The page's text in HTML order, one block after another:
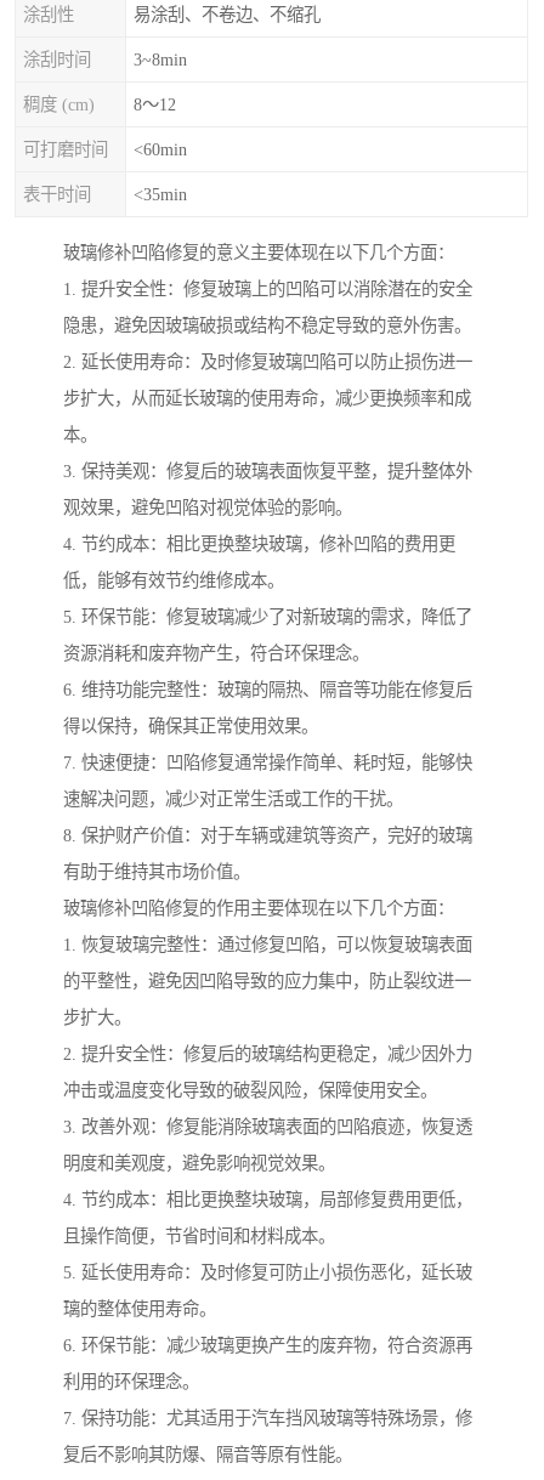
涂刮性 易涂刮、不卷边、不缩孔
涂刮时间 3~8min
稠度 (cm) 8～12
可打磨时间 <60min
表干时间 <35min
玻璃修补凹陷修复的意义主要体现在以下几个方面：
1. 提升安全性：修复玻璃上的凹陷可以消除潜在的安全
隐患，避免因玻璃破损或结构不稳定导致的意外伤害。
2. 延长使用寿命：及时修复玻璃凹陷可以防止损伤进一
步扩大，从而延长玻璃的使用寿命，减少更换频率和成
本。
3. 保持美观：修复后的玻璃表面恢复平整，提升整体外
观效果，避免凹陷对视觉体验的影响。
4. 节约成本：相比更换整块玻璃，修补凹陷的费用更
低，能够有效节约维修成本。
5. 环保节能：修复玻璃减少了对新玻璃的需求，降低了
资源消耗和废弃物产生，符合环保理念。
6. 维持功能完整性：玻璃的隔热、隔音等功能在修复后
得以保持，确保其正常使用效果。
7. 快速便捷：凹陷修复通常操作简单、耗时短，能够快
速解决问题，减少对正常生活或工作的干扰。
8. 保护财产价值：对于车辆或建筑等资产，完好的玻璃
有助于维持其市场价值。
玻璃修补凹陷修复的作用主要体现在以下几个方面：
1. 恢复玻璃完整性：通过修复凹陷，可以恢复玻璃表面
的平整性，避免因凹陷导致的应力集中，防止裂纹进一
步扩大。
2. 提升安全性：修复后的玻璃结构更稳定，减少因外力
冲击或温度变化导致的破裂风险，保障使用安全。
3. 改善外观：修复能消除玻璃表面的凹陷痕迹，恢复透
明度和美观度，避免影响视觉效果。
4. 节约成本：相比更换整块玻璃，局部修复费用更低，
且操作简便，节省时间和材料成本。
5. 延长使用寿命：及时修复可防止小损伤恶化，延长玻
璃的整体使用寿命。
6. 环保节能：减少玻璃更换产生的废弃物，符合资源再
利用的环保理念。
7. 保持功能：尤其适用于汽车挡风玻璃等特殊场景，修
复后不影响其防爆、隔音等原有性能。